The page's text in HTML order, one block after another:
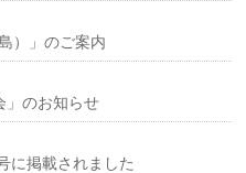
）」のご案内
」のお知らせ
に掲載されました